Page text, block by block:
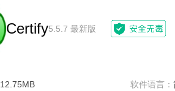
Certify5.5.7 最新版
12.75MB 软件语言：